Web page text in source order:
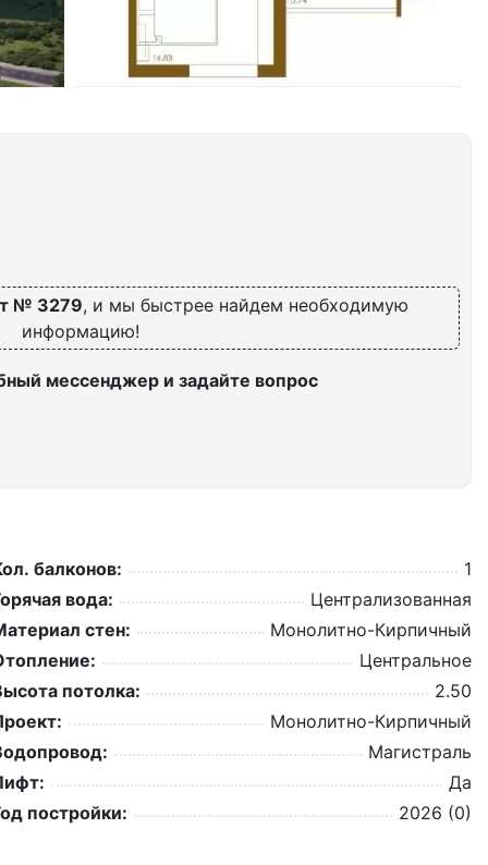
№ 3279, и мы быстрее найдем необходимую
информацию!
мессенджер и задайте вопрос
балконов:
1
вода:
Централизованная
стен:
Монолитно-Кирпичный
Центральное
потолка:
2.50
Монолитно-Кирпичный
Магистраль
Да
постройки:
2026 (0)